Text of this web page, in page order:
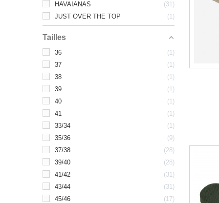
HAVAIANAS
31
JUST OVER THE TOP
1
Tailles
36
1
37
1
38
1
39
1
40
1
41
1
33/34
1
35/36
9
37/38
28
39/40
28
41/42
31
43/44
31
45/46
17